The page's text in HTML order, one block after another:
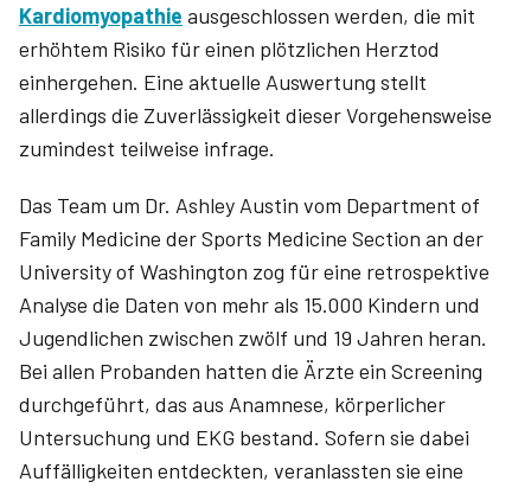
Kardiomyopathie ausgeschlossen werden, die mit
erhöhtem Risiko für einen plötzlichen Herztod
einhergehen. Eine aktuelle Auswertung stellt
allerdings die Zuverlässigkeit dieser Vorgehensweise
zumindest teilweise infrage.
Das Team um Dr. Ashley Austin vom Department of
Family Medicine der Sports Medicine Section an der
University of Washington zog für eine retrospektive
Analyse die Daten von mehr als 15.000 Kindern und
Jugendlichen zwischen zwölf und 19 Jahren heran.
Bei allen Probanden hatten die Ärzte ein Screening
durchgeführt, das aus Anamnese, körperlicher
Untersuchung und EKG bestand. Sofern sie dabei
Auffälligkeiten entdeckten, veranlassten sie eine